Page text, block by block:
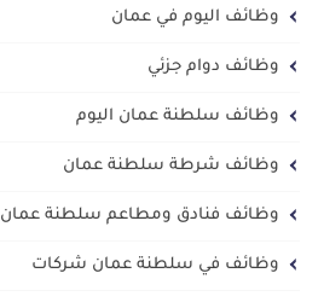
وظائف اليوم في عمان
وظائف دوام جزئي
وظائف سلطنة عمان اليوم
وظائف شرطة سلطنة عمان
وظائف فنادق ومطاعم سلطنة عمان
وظائف في سلطنة عمان شركات